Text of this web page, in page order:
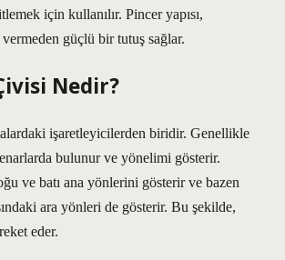
için kullanılır. Pincer yapısı,
güçlü bir tutuş sağlar.
Nedir?
işaretleyicilerden biridir. Genellikle
bulunur ve yönelimi gösterir.
ve batı ana yönlerini gösterir ve bazen
ara yönleri de gösterir. Bu şekilde,
eder.